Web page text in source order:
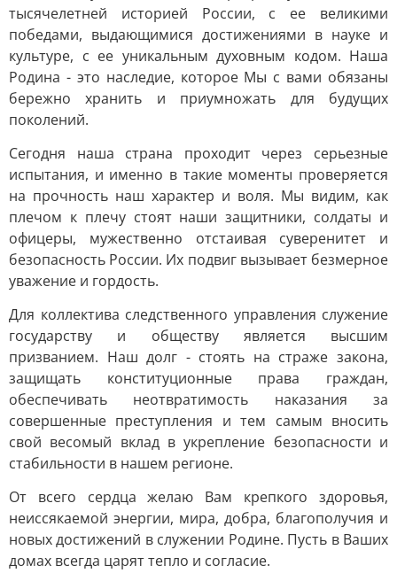
тысячелетней историей России, с ее великими
победами, выдающимися достижениями в науке и
культуре, с ее уникальным духовным кодом. Наша
Родина - это наследие, которое Мы с вами обязаны
бережно хранить и приумножать для будущих
поколений.
Сегодня наша страна проходит через серьезные
испытания, и именно в такие моменты проверяется
на прочность наш характер и воля. Мы видим, как
плечом к плечу стоят наши защитники, солдаты и
офицеры, мужественно отстаивая суверенитет и
безопасность России. Их подвиг вызывает безмерное
уважение и гордость.
Для коллектива следственного управления служение
государству и обществу является высшим
призванием. Наш долг - стоять на страже закона,
защищать конституционные права граждан,
обеспечивать неотвратимость наказания за
совершенные преступления и тем самым вносить
свой весомый вклад в укрепление безопасности и
стабильности в нашем регионе.
От всего сердца желаю Вам крепкого здоровья,
неиссякаемой энергии, мира, добра, благополучия и
новых достижений в служении Родине. Пусть в Ваших
домах всегда царят тепло и согласие.